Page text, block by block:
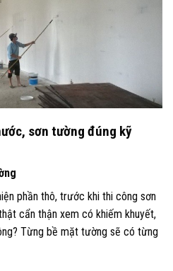
sơn tường đúng kỹ
phần thô, trước khi thi công sơn
cẩn thận xem có khiếm khuyết,
Từng bề mặt tường sẽ có từng